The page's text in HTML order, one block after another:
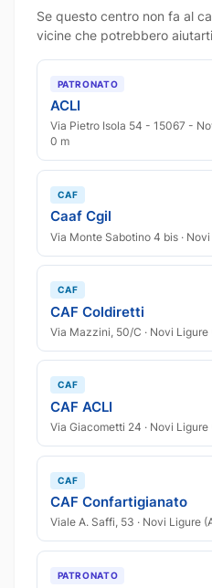
Se questo centro non fa al
vicine che potrebbero
PATRONATO
ACLI
Via Pietro Isola 54 - 15067 -
0 m
CAF
Caaf Cgil
Via Monte Sabotino 4 bis ·
CAF
CAF Coldiretti
Via Mazzini, 50/C · Novi Ligure
CAF
CAF ACLI
Via Giacometti 24 · Novi Ligure
CAF
CAF Confartigianato
Viale A. Saffi, 53 · Novi Ligure
PATRONATO